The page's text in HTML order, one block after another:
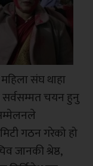
संघ थाहा
सर्वसम्मत चयन हुनु
गठन गरेको हो
जानकी श्रेष्ठ,